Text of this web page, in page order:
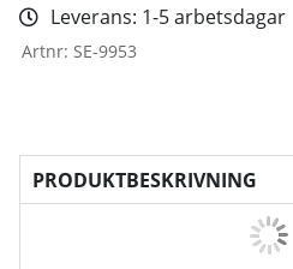
Leverans: 1-5 arbetsdagar
Artnr: SE-9953
PRODUKTBESKRIVNING